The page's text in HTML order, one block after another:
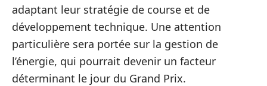
adaptant leur stratégie de course et de
développement technique. Une attention
particulière sera portée sur la gestion de
l’énergie, qui pourrait devenir un facteur
déterminant le jour du Grand Prix.